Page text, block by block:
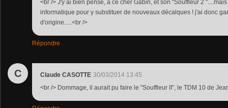
<br /> J'y ai bien pensé, à ce cher Gabin, et son "Souffleur 2
informatique pour y substituer de nouveaux décalques ! j'ai donc
d'origine.....<br />
Répondre
C Claude CASOTTE 30/03/2014 13:45
<br /> Dommage, il aurait pu faire le "Souffleur II", le TDM 10 de